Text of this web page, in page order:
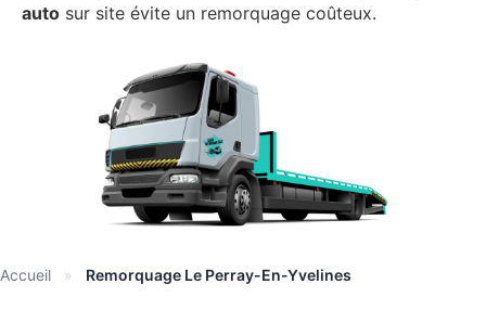
auto sur site évite un remorquage coûteux.
Accueil » Remorquage Le Perray-En-Yvelines